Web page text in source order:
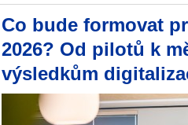
Co bude formovat
2026? Od pilotů k
výsledkům